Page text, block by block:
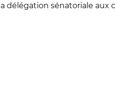
délégation sénatoriale aux